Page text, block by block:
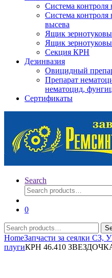
Система контроля
Система контроля
высева
Ящик
Ящик
Секция КРН
Дезинвазия
Овицидный
Препарат
нематоцид,
Сертификаты
Search
Search
for:
0
Search
for:
HomeЗапчасти за сеялки СЗ,
плугиКРН 46.410